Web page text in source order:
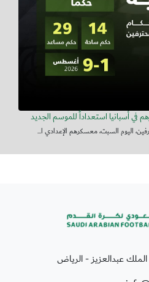
أسبانيا استعداداً للموسم الجديد
اليوم السبت، معسكرهم الإعدادي ا...
عبدالعزيز - الرياض